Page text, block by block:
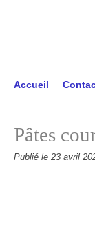
Accueil
Pâtes
Publié le 23 avril